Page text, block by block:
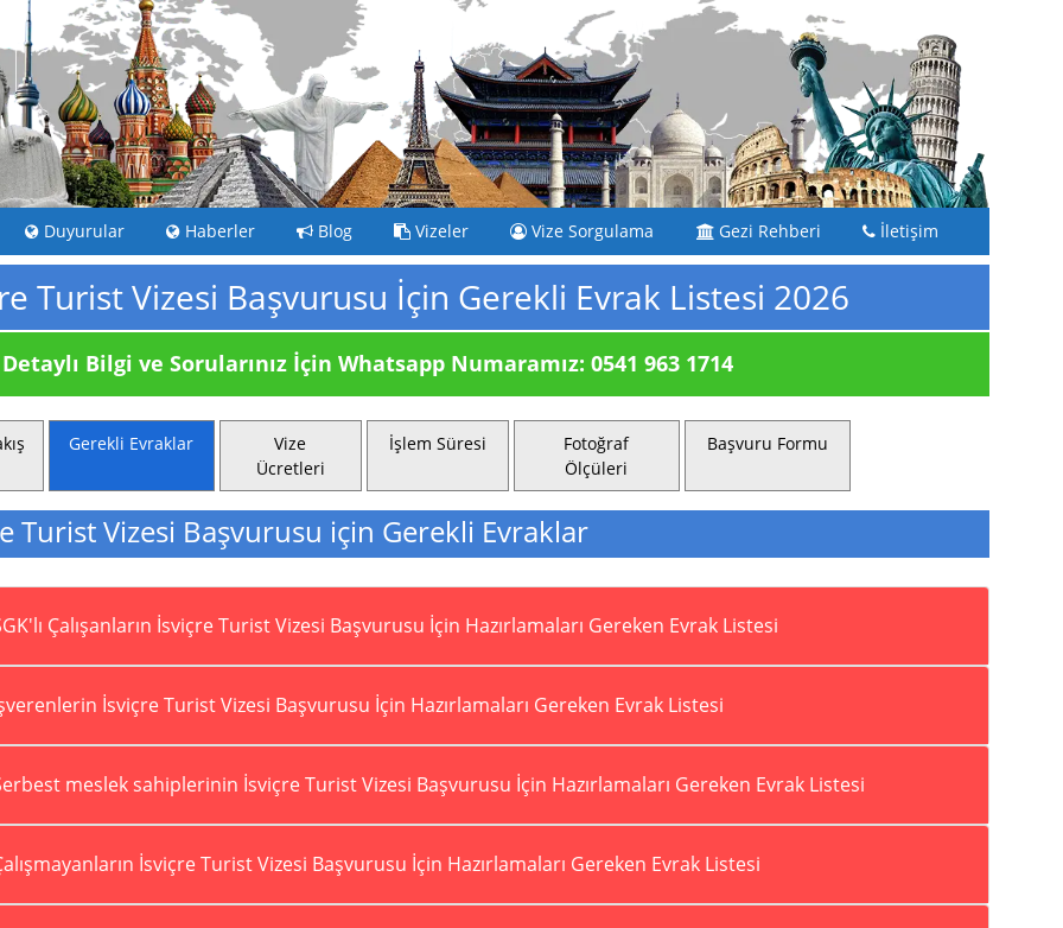
Duyurular Haberler Blog Vizeler Vize Sorgulama Gezi Rehberi İletişim
Turist Vizesi Başvurusu İçin Gerekli Evrak Listesi 2026
Detaylı Bilgi ve Sorularınız İçin Whatsapp Numaramız: 0541 963 1714
Gerekli Evraklar
Vize
Ücretleri
İşlem Süresi
Fotoğraf
Ölçüleri
Başvuru Formu
Turist Vizesi Başvurusu için Gerekli Evraklar
Çalışanların İsviçre Turist Vizesi Başvurusu İçin Hazırlamaları Gereken Evrak Listesi
İsviçre Turist Vizesi Başvurusu İçin Hazırlamaları Gereken Evrak Listesi
meslek sahiplerinin İsviçre Turist Vizesi Başvurusu İçin Hazırlamaları Gereken Evrak Listesi
İsviçre Turist Vizesi Başvurusu İçin Hazırlamaları Gereken Evrak Listesi